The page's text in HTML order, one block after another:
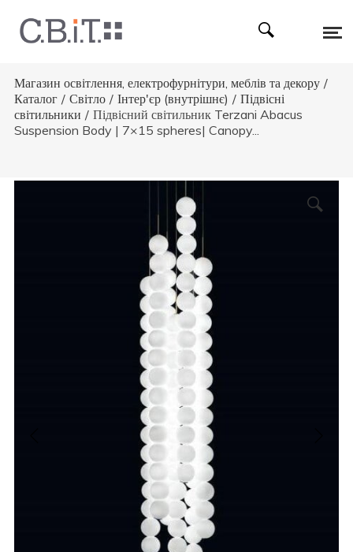
Магазин освітлення, електрофурнітури, меблів та декору /
Каталог / Світло / Інтер'єр (внутрішнє) / Підвісні
світильники / Підвісний світильник Terzani Abacus
Suspension Body | 7×15 spheres| Canopy...